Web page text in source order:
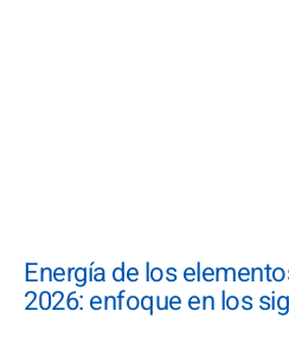
Energía de los
2026: enfoque en los